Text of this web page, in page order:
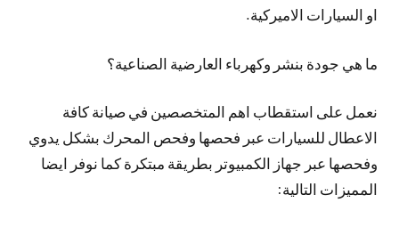
او السيارات الاميركية.
ما هي جودة بنشر وكهرباء العارضية الصناعية؟
نعمل على استقطاب اهم المتخصصين في صيانة كافة
الاعطال للسيارات عبر فحصها وفحص المحرك بشكل يدوي
وفحصها عبر جهاز الكمبيوتر بطريقة مبتكرة كما نوفر ايضا
المميزات التالية: